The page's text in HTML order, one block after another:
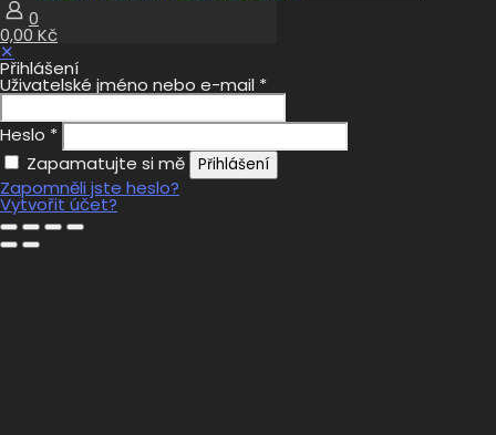
0
0,00 Kč
✕
Přihlášení
Uživatelské jméno nebo e-mail *
Heslo *
Zapamatujte si mě
Přihlášení
Zapomněli jste heslo?
Vytvořit účet?